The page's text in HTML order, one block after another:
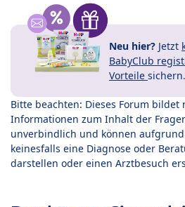
Neu hier? Jetzt
BabyClub
Vorteile sichern.
Bitte beachten: Dieses Forum
Informationen zum Inhalt der
unverbindlich und können
keinesfalls eine Diagnose oder
darstellen oder einen Arztbesuch